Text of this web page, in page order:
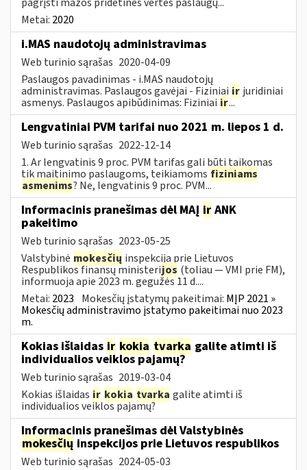
Metai: 2020
i.MAS naudotojų administravimas
Web turinio sąrašas 2020-04-09
Paslaugos pavadinimas - i.MAS naudotojų
administravimas. Paslaugos gavėjai - Fiziniai ir juridiniai
asmenys. Paslaugos apibūdinimas: Fiziniai ir...
Lengvatiniai PVM tarifai nuo 2021 m. liepos 1 d.
Web turinio sąrašas 2022-12-14
1. Ar lengvatinis 9 proc. PVM tarifas gali būti taikomas
tik maitinimo paslaugoms, teikiamoms fiziniams
asmenims? Ne, lengvatinis 9 proc. PVM...
Informacinis pranešimas dėl MAĮ ir ANK
pakeitimo
Web turinio sąrašas 2023-05-25
Valstybinė mokesčių inspekcija prie Lietuvos
Respublikos finansų ministerijos (toliau — VMI prie FM),
informuoja apie 2023 m. gegužės 11 d....
Metai: 2023 Mokesčių įstatymų pakeitimai: MĮP 2021 »
Mokesčių administravimo įstatymo pakeitimai nuo 2023
m.
Kokias išlaidas ir kokia tvarka galite atimti iš
individualios veiklos pajamų?
Web turinio sąrašas 2019-03-04
Kokias išlaidas ir kokia tvarka galite atimti iš
individualios veiklos pajamų?
Informacinis pranešimas dėl Valstybinės
mokesčių inspekcijos prie Lietuvos respublikos
Web turinio sąrašas 2024-05-03